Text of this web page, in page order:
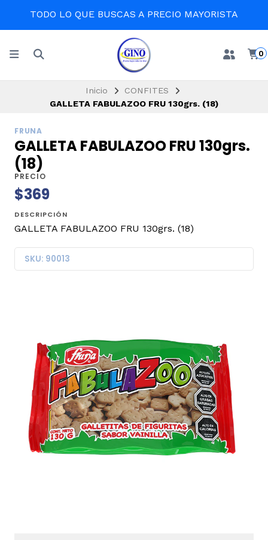
TODO LO QUE BUSCAS A PRECIO MAYORISTA
0
Inicio
CONFITES
GALLETA FABULAZOO FRU 130grs. (18)
FRUNA
GALLETA FABULAZOO FRU 130grs.
(18)
PRECIO
$369
DESCRIPCIÓN
GALLETA FABULAZOO FRU 130grs. (18)
SKU: 90013